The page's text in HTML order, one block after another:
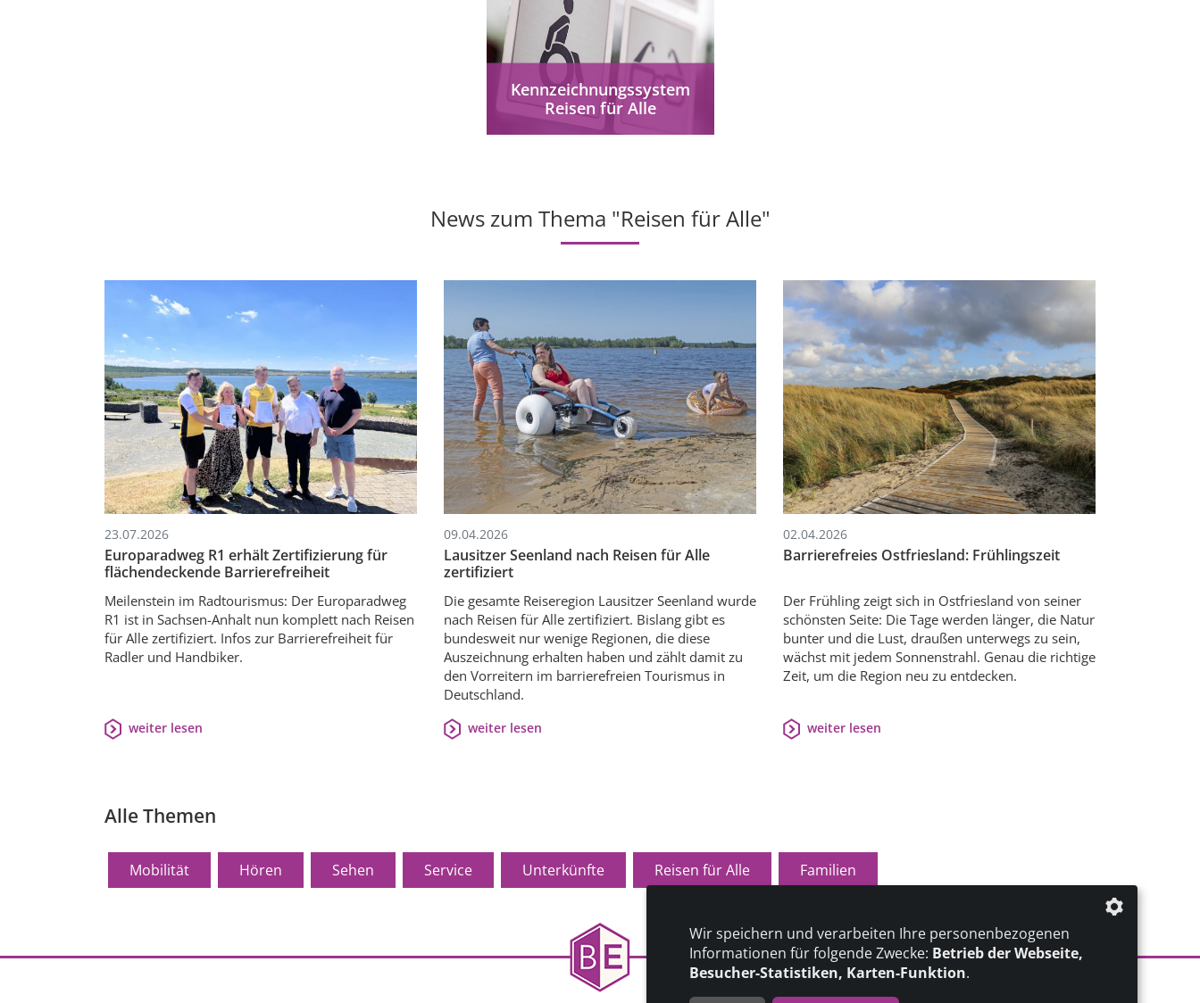
Kennzeichnungssystem
Reisen für Alle
Reisen für Alle
News zum Thema "Reisen für Alle"
23.07.2026
Europaradweg R1 erhält Zertifizierung für
flächendeckende Barrierefreiheit
Meilenstein im Radtourismus: Der Europaradweg
R1 ist in Sachsen-Anhalt nun komplett nach Reisen
für Alle zertifiziert. Infos zur Barrierefreiheit für
Radler und Handbiker.
weiter lesen
09.04.2026
Lausitzer Seenland nach Reisen für Alle
zertifiziert
Die gesamte Reiseregion Lausitzer Seenland wurde
nach Reisen für Alle zertifiziert. Bislang gibt es
bundesweit nur wenige Regionen, die diese
Auszeichnung erhalten haben und zählt damit zu
den Vorreitern im barrierefreien Tourismus in
Deutschland.
weiter lesen
02.04.2026
Barrierefreies Ostfriesland: Frühlingszeit
Der Frühling zeigt sich in Ostfriesland von seiner
schönsten Seite: Die Tage werden länger, die Natur
bunter und die Lust, draußen unterwegs zu sein,
wächst mit jedem Sonnenstrahl. Genau die richtige
Zeit, um die Region neu zu entdecken.
weiter lesen
Alle Themen
Mobilität Hören Sehen Service Unterkünfte Reisen für Alle Familien
Wir speichern und verarbeiten Ihre personenbezogenen
Informationen für folgende Zwecke: Betrieb der Webseite,
Besucher-Statistiken, Karten-Funktion.